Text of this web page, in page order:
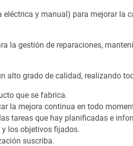
y manual) para mejorar la
la gestión de reparaciones,
alto grado de calidad, realizando
que se fabrica.
la mejora continua en todo
tareas que hay planificadas e
los objetivos fijados.
suscriba.